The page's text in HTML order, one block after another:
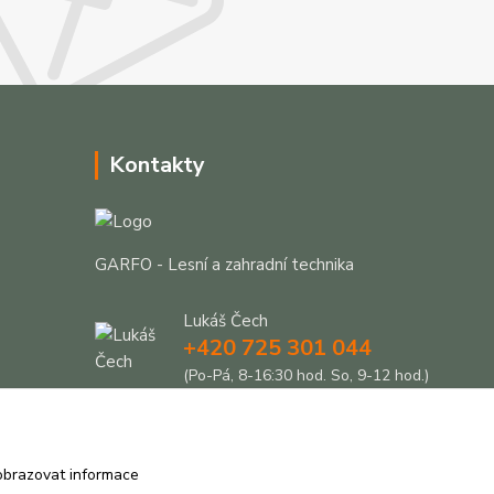
Kontakty
GARFO - Lesní a zahradní technika
Lukáš Čech
+420 725 301 044
(Po-Pá, 8-16:30 hod. So, 9-12 hod.)
informace